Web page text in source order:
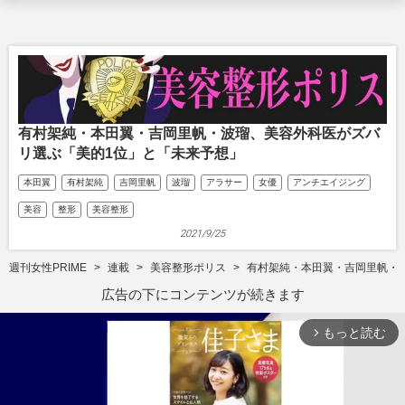
有村架純・本田翼・吉岡里帆・波瑠、美容外科医がズバ
リ選ぶ「美的1位」と「未来予想」
本田翼 有村架純 吉岡里帆 波瑠 アラサー 女優 アンチエイジング
美容 整形 美容整形
2021/9/25
週刊女性PRIME 連載 美容整形ポリス 有村架純・本田翼・吉岡里帆・
広告の下にコンテンツが続きます
arrow_forward_ios もっと読む